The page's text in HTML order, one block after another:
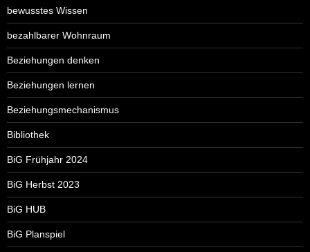
bewusstes Wissen
bezahlbarer Wohnraum
Beziehungen denken
Beziehungen lernen
Beziehungsmechanismus
Bibliothek
BiG Frühjahr 2024
BiG Herbst 2023
BiG HUB
BiG Planspiel